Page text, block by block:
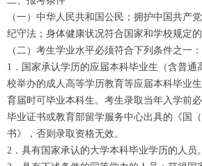
（一）中华人民共和国公民；拥护中国共产
纪守法；身体健康状况符合国家和学校规定的
（二）考生学业水平必须符合下列条件之一：
1．国家承认学历的应届本科毕业生（含普通
校举办的成人高等学历教育等应届本科毕业
育届时可毕业本科生。考生录取当年入学前
毕业证书或教育部留学服务中心出具的《国
书》，否则录取资格无效。
2．具有国家承认的大学本科毕业学历的人员。